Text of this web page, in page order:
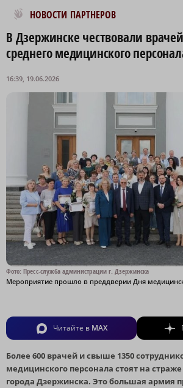
НОВОСТИ ПАРТНЕРОВ
Новости МирТесен
В Дзержинске чествовали
среднего медицинского
16:39, 19.06.2026
Фото: Пресс-служба администрации г. Дзержинска
Мероприятие прошло в преддверии Дня
Читайте в MAX
Более 600 врачей и свыше 1350
медицинского персонала стоят на
города Дзержинска. Это большая армия